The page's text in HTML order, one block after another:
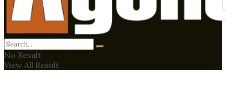
No Result
View All Result